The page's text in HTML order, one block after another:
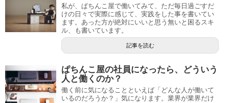
私が、ぱちんこ屋で働いてみて、ただ毎日過ごすだ
けの日々で実際に感じて、実践をした事を書いてい
ます。あった方が絶対にいいと思う無いと困るスキ
ル、も書いています。
記事を読む
ぱちんこ屋の社員になったら、どういう
人と働くのか？
働く前に気になることといえば「どんな人が働いて
いるのだろうか？」気になります。業界が業界だけ